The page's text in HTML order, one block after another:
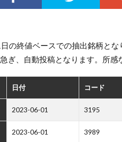
の終値ベースでの抽出銘柄と
ぎ、自動投稿となります。所感
日付 コード
2023-06-01 3195
2023-06-01 3989